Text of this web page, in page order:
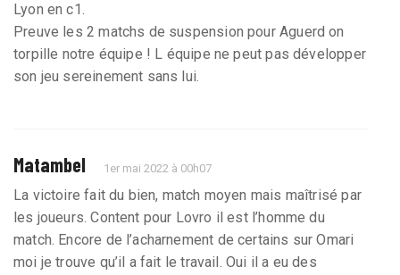
Lyon en c1.
Preuve les 2 matchs de suspension pour Aguerd on
torpille notre équipe ! L équipe ne peut pas développer
son jeu sereinement sans lui.
Matambel 1er mai 2022 à 00h07
La victoire fait du bien, match moyen mais maîtrisé par
les joueurs. Content pour Lovro il est l’homme du
match. Encore de l’acharnement de certains sur Omari
moi je trouve qu’il a fait le travail. Oui il a eu des